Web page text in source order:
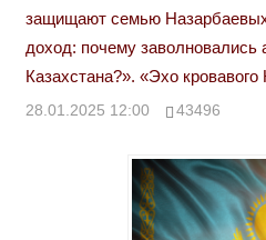
защищают семью
доход: почему заволновались
Казахстана?». «Эхо кровавого
28.01.2025 12:00 43496